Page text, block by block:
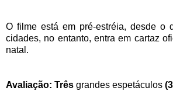
O filme está em pré-estréia, desde o
cidades, no entanto, entra em cartaz
natal.
Avaliação: Três grandes espetáculos